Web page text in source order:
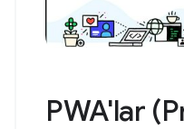
PWA'lar